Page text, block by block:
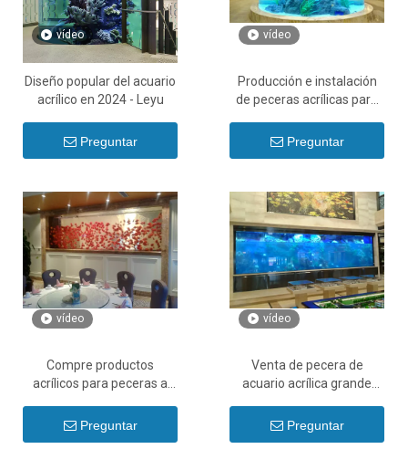
vídeo
Diseño popular del acuario
acrílico en 2024 - Leyu
Preguntar
vídeo
Producción e instalación
de peceras acrílicas para
Preguntar
vídeo
Compre productos
acrílicos para peceras a
Leyu
Preguntar
vídeo
Venta de pecera de
acuario acrílica grande
Preguntar